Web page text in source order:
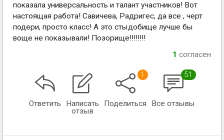
показала универсальность и талант участников! Вот
настоящая работа! Савичева, Радригес, да все , черт
подери, просто класс! А это стыдобище лучше бы
воще не показывали! Позорище!!!!!!!!
1 согласен
Ответить
Написать
отзыв
1
Поделиться
51
Все отзывы